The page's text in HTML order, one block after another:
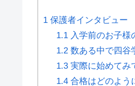
1 保護者インタビュー
1.1入学前のお子様
1.2数ある中で四谷
1.3実際に始めてみ
1.4合格はどのよう